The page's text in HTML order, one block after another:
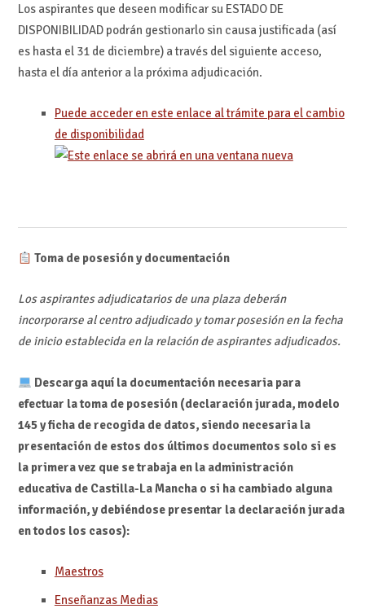
Los aspirantes que deseen modificar su ESTADO DE
DISPONIBILIDAD podrán gestionarlo sin causa justificada (así
es hasta el 31 de diciembre) a través del siguiente acceso,
hasta el día anterior a la próxima adjudicación.
Puede acceder en este enlace al trámite para el cambio
de disponibilidad
Toma de posesión y documentación
Los aspirantes adjudicatarios de una plaza deberán
incorporarse al centro adjudicado y tomar posesión en la fecha
de inicio establecida en la relación de aspirantes adjudicados.
Descarga aquí la documentación necesaria para
efectuar la toma de posesión (declaración jurada, modelo
145 y ficha de recogida de datos, siendo necesaria la
presentación de estos dos últimos documentos solo si es
la primera vez que se trabaja en la administración
educativa de Castilla-La Mancha o si ha cambiado alguna
información, y debiéndose presentar la declaración jurada
en todos los casos):
Maestros
Enseñanzas Medias